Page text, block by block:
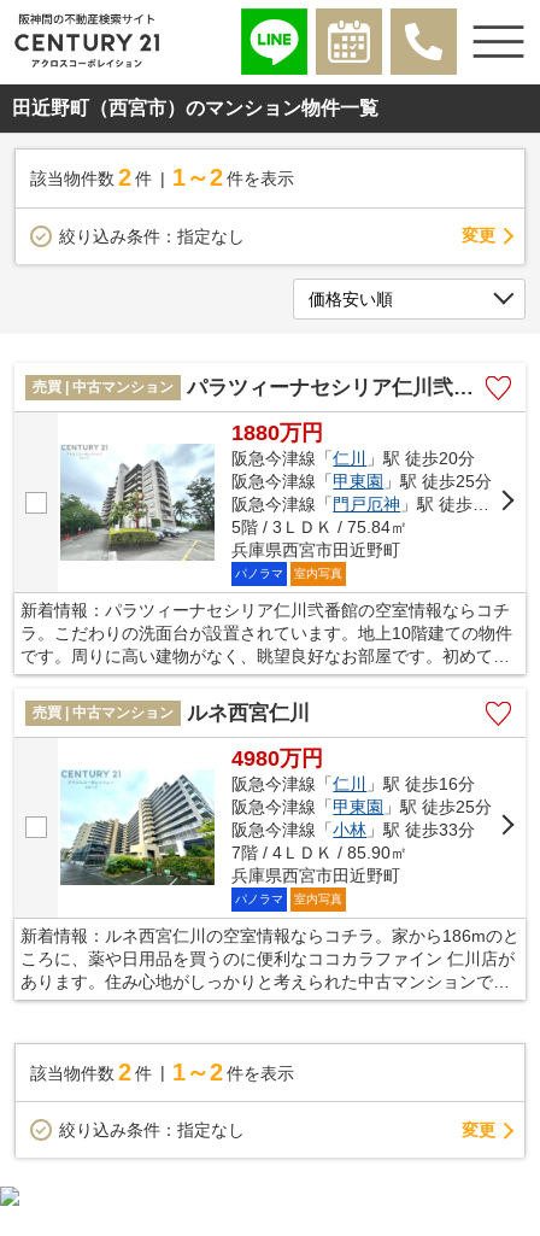
田近野町（西宮市）のマンション物件一覧
該当物件数 2件 1～2 件を表示
絞り込み条件： 指定なし 変更
売買 | 中古マンション パラツィーナセシリア仁川弐番館
1880万円
阪急今津線「仁川
」駅 徒歩20分
阪急今津線「甲東園 」駅 徒歩25分
阪急今津線「 門戸厄神 」駅 徒歩35分
5階 / 3ＬＤＫ / 75.84㎡
兵庫県西宮市田近野町
パノラマ 室内写真
新着情報：パラツィーナセシリア仁川弐番館の空室情報ならコチ
ラ。こだわりの洗面台が設置されています。地上10階建ての物件
です。周りに高い建物がなく、眺望良好なお部屋です。初めて訪
れる街で暮らすのは不安がいっぱいですよね。そんな方は、地域
特化型の当社にお問い合わせください。当社は確かな住宅情報を
ご提供しているので、安心してお任せいただけます。
売買 | 中古マンション ルネ西宮仁川
4980万円
阪急今津線「仁川
」駅 徒歩16分
阪急今津線「甲東園 」駅 徒歩25分
阪急今津線「小林 」駅 徒歩33分
7階 / 4ＬＤＫ / 85.90㎡
兵庫県西宮市田近野町
パノラマ 室内写真
新着情報：ルネ西宮仁川の空室情報ならコチラ。家から186mのと
ころに、薬や日用品を買うのに便利なココカラファイン 仁川店が
あります。住み心地がしっかりと考えられた中古マンションで
す。85.9平米程の専有面積でスペースも十分。阪急今津線仁川近
い。経験豊富な当社スタッフがしっかりとサポートいたします。
該当物件数 2件 1～2 件を表示
絞り込み条件： 指定なし 変更